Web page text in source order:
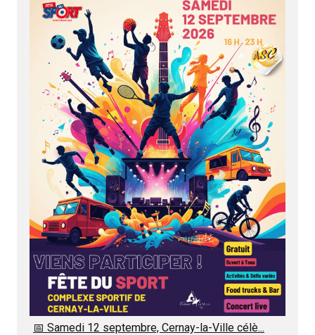
📅 Samedi 12 septembre, Cernay-la-Ville célè...